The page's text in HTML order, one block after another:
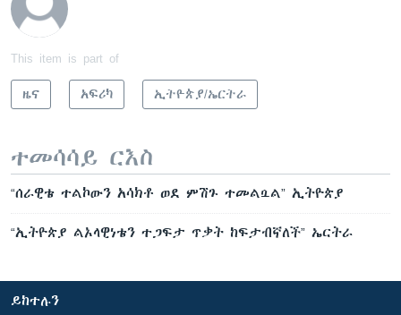
This item is part of
ዜና አፍሪካ ኢትዮጵያ/ኤርትራ
ተመሳሳይ ርእስ
“ሰራዊቴ ተልኮውን አሳክቶ ወደ ምሽጉ ተመልሷል” ኢትዮጵያ
“ኢትዮጵያ ልኦላዊነቴን ተጋፍታ ጥቃት ከፍታብኛለች” ኤርትራ
ይከተሉን